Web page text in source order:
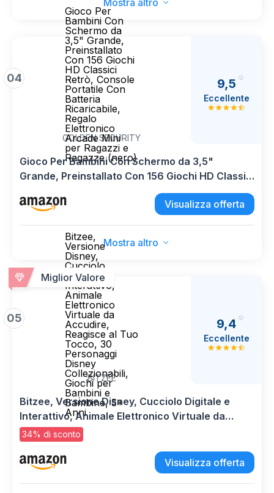
Mostra altro
04
Gioco Per
Bambini Con
Schermo da
3,5" Grande,
Preinstallato
Con 156 Giochi
HD Classici
Retrò, Console
Portatile Con
Batteria
Ricaricabile,
Regalo
Elettronico
Arcade Mini
per Ragazzi e
Ragazze (nero)
GOLDEN SECURITY
9,5
Eccellente
Gioco Per Bambini Con Schermo da 3,5"
Grande, Preinstallato Con 156 Giochi HD Classici
Retrò, Console Portatile Con Batteria
Ricaricabile, Regalo Elettronico Arcade Mini per
Visualizza offerta
Mostra altro
Miglior Valore
05
Bitzee,
Versione
Disney,
Cucciolo
Digitale e
Interattivo,
Animale
Elettronico
Virtuale da
Accudire,
Reagisce al Tuo
Tocco, 30
Personaggi
Disney
Collezionabili,
Giochi per
Bambini e
Bambine, 5+
Anni
BITZEE
9,4
Eccellente
Bitzee, Versione Disney, Cucciolo Digitale e
Interattivo, Animale Elettronico Virtuale da
Accudire, Reagisce al Tuo Tocco, 30
Personaggi Disney Collezionabili, Giochi per
Bambini e Bambine, 5+ Anni
34% di sconto
Visualizza offerta